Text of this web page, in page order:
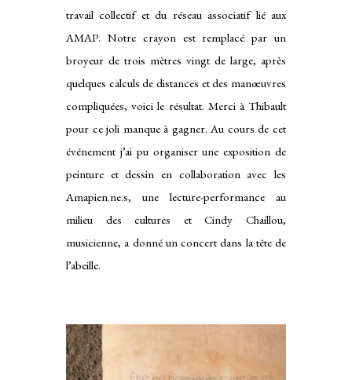
travail collectif et du réseau associatif lié aux
AMAP. Notre crayon est remplacé par un
broyeur de trois mètres vingt de large, après
quelques calculs de distances et des manœuvres
compliquées, voici le résultat. Merci à Thibault
pour ce joli manque à gagner. Au cours de cet
événement j’ai pu organiser une exposition de
peinture et dessin en collaboration avec les
Amapien.ne.s, une lecture-performance au
milieu des cultures et Cindy Chaillou,
musicienne, a donné un concert dans la tête de
l’abeille.